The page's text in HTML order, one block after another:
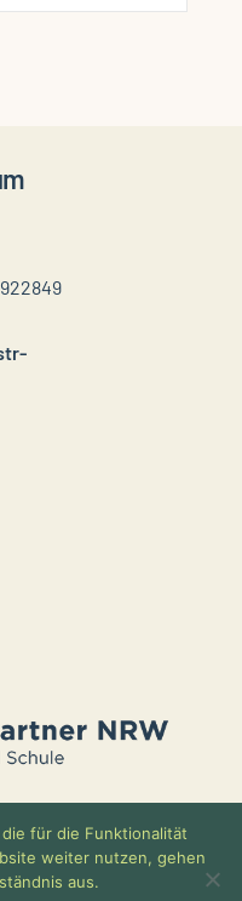
für die Funktionalität
weiter nutzen, gehen
aus.